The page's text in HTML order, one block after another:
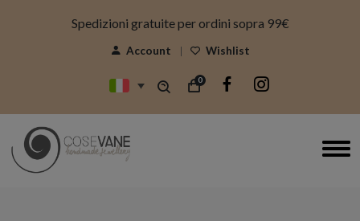
Spedizioni gratuite per ordini sopra 99€
Account Wishlist
0